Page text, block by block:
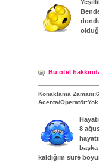
Bu otel
Konaklama
Acenta/Operatör:Yok
8
kaldığım süre